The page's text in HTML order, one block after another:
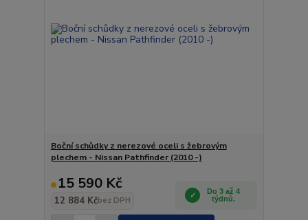
Boční schůdky z nerezové oceli s žebrovým
plechem - Nissan Pathfinder (2010 -)
15 590 Kč
12 884 Kčbez DPH
Do 3 až 4
týdnů.